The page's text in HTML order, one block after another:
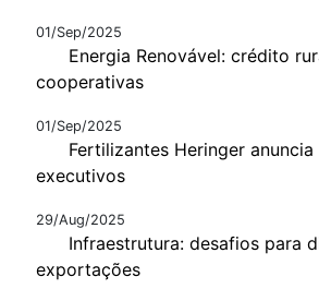
01/Sep/2025
Energia Renovável: crédito
cooperativas
01/Sep/2025
Fertilizantes Heringer
executivos
29/Aug/2025
Infraestrutura: desafios para
exportações